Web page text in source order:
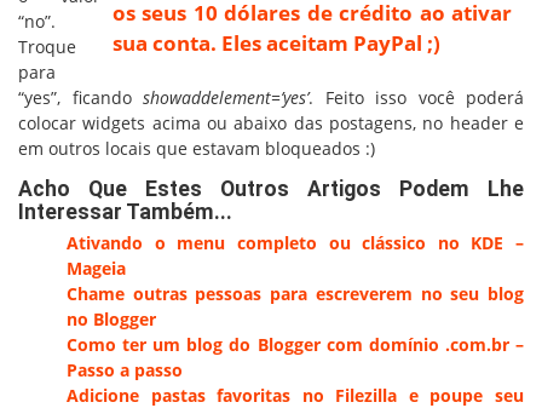
os seus 10 dólares de crédito ao ativar
sua conta. Eles aceitam PayPal ;)
“no”.
Troque
para
“yes”, ficando showaddelement=’yes’. Feito isso você poderá
colocar widgets acima ou abaixo das postagens, no header e
em outros locais que estavam bloqueados :)
Acho Que Estes Outros Artigos Podem Lhe
Interessar Também...
Ativando o menu completo ou clássico no KDE –
Mageia
Chame outras pessoas para escreverem no seu blog
no Blogger
Como ter um blog do Blogger com domínio .com.br –
Passo a passo
Adicione pastas favoritas no Filezilla e poupe seu